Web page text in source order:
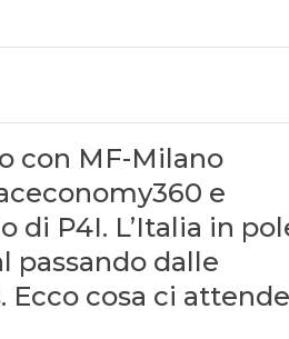
con MF-Milano
e
di P4I. L’Italia in
passando dalle
cosa ci attende